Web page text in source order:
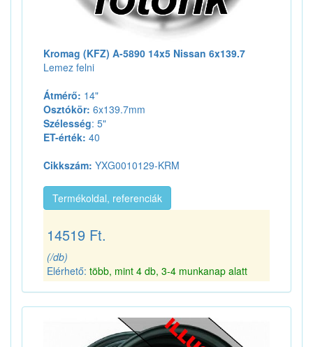
Kromag (KFZ) A-5890 14x5 Nissan 6x139.7
Lemez felni
Átmérő: 14"
Osztókör: 6x139.7mm
Szélesség: 5"
ET-érték: 40
Cikkszám: YXG0010129-KRM
Termékoldal, referenciák
14519 Ft.
(/db)
Elérhető: több, mint 4 db, 3-4 munkanap alatt